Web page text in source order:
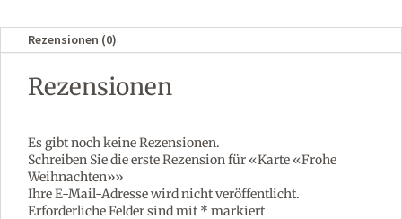
a
Rezensionen (0)
Rezensionen
Es gibt noch keine Rezensionen.
Schreiben Sie die erste Rezension für «Karte «Frohe
Weihnachten»»
Ihre E-Mail-Adresse wird nicht veröffentlicht.
Erforderliche Felder sind mit * markiert